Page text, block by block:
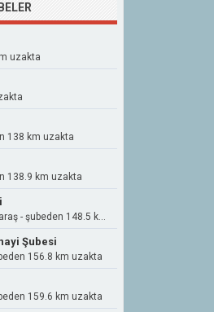
uzakta
138 km uzakta
138.9 km uzakta
Dulkadiroğlu / Kahramanmaraş - şubeden 148.5 km uzakta
Şubesi
156.8 km uzakta
159.6 km uzakta